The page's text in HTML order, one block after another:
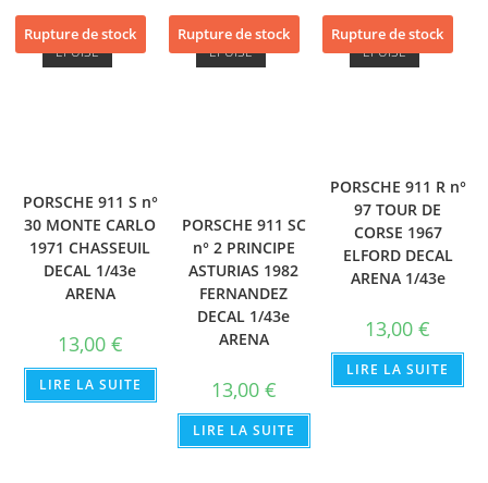
Rupture de stock
ÉPUISÉ
PORSCHE 911 S n°
30 MONTE CARLO
1971 CHASSEUIL
DECAL 1/43e
ARENA
13,00 €
LIRE LA SUITE
Rupture de stock
ÉPUISÉ
PORSCHE 911 SC
n° 2 PRINCIPE
ASTURIAS 1982
FERNANDEZ
DECAL 1/43e
ARENA
13,00 €
LIRE LA SUITE
Rupture de stock
ÉPUISÉ
PORSCHE 911 R n°
97 TOUR DE
CORSE 1967
ELFORD DECAL
ARENA 1/43e
13,00€
LIRE LA SUITE